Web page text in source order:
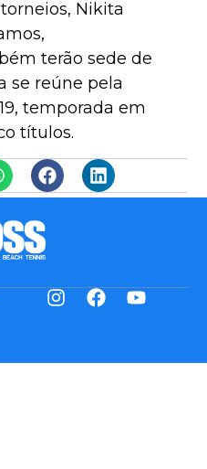
Nikita
terão sede de
se reúne pela
temporada em
títulos.